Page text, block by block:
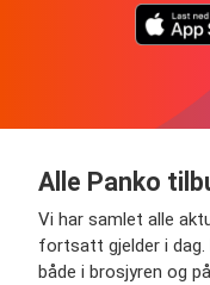
Alle Panko
Vi har samlet alle
fortsatt gjelder i dag.
både i brosjyren og